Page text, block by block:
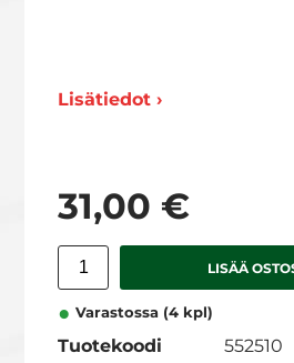
Lisätiedot ›
31,00 €
LISÄÄ
Varastossa (4 kpl)
Tuotekoodi 552510